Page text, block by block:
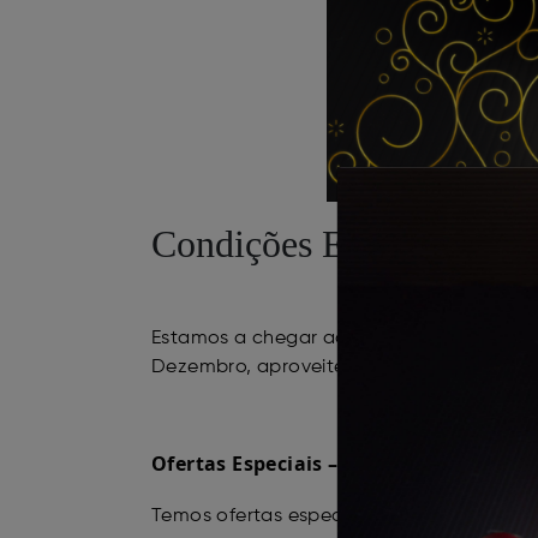
Condições Especiais –
Estamos a chegar ao fim do ano e
Dezembro, aproveite as nossas
Ofertas Especiais – Garrafeiras e
Temos ofertas especiais direcionadas às